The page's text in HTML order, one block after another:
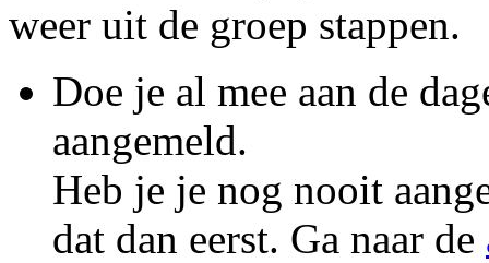
weer uit de groep stappen.
Doe je al mee aan de
aangemeld.
Heb je je nog nooit
dat dan eerst. Ga naar de